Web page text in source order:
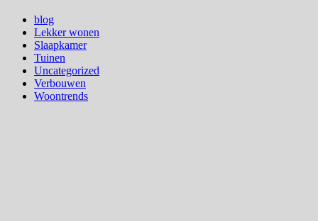
blog
Lekker wonen
Slaapkamer
Tuinen
Uncategorized
Verbouwen
Woontrends